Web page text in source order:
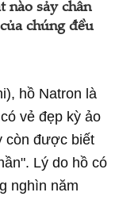
nào sảy chân
chúng đều
hồ Natron là
vẻ đẹp kỳ ảo
còn được biết
Lý do hồ có
nghìn năm